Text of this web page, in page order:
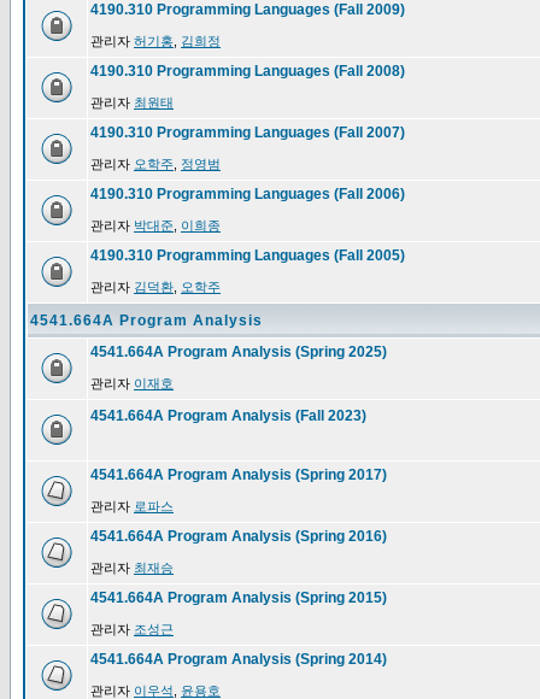
4190.310 Programming Languages (Fall 2009)
관리자 허기홍 김희정
4190.310 Programming Languages (Fall 2008)
관리자 최원태
4190.310 Programming Languages (Fall 2007)
관리자 오학주 정영범
4190.310 Programming Languages (Fall 2006)
관리자 박대준 이희종
4190.310 Programming Languages (Fall 2005)
관리자 김덕환 오학주
4541.664A Program Analysis
4541.664A Program Analysis (Spring 2025)
관리자 이재호
4541.664A Program Analysis (Fall 2023)
4541.664A Program Analysis (Spring 2017)
관리자 로파스
4541.664A Program Analysis (Spring 2016)
관리자 최재승
4541.664A Program Analysis (Spring 2015)
관리자 조성근
4541.664A Program Analysis (Spring 2014)
관리자 이우석 윤용호